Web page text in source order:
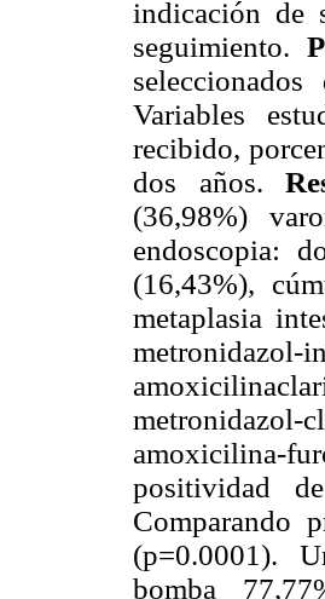
indicación de
seguimiento.
Variables
recibido,
dos años.
(36,98%)
endoscopia:
(16,43%),
metaplasia
amoxicilina-
positividad
Comparando
(p=0.0001).
bomba